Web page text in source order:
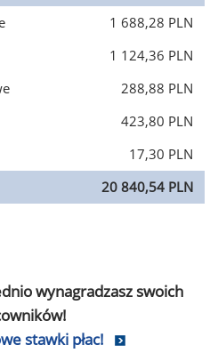
1 688,28 PLN
1 124,36 PLN
288,88 PLN
423,80 PLN
17,30 PLN
20 840,54 PLN
wynagradzasz swoich
stawki płac!